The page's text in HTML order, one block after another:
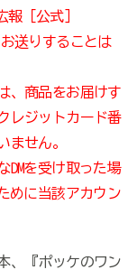
［公式］
お送りすることは
、商品をお届けす
レジットカード番
ません。
を受け取った場
めに当該アカウン
、『ポッケのワン